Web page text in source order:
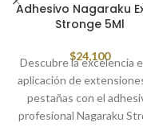
Adhesivo Nagaraku
Stronge 5Ml
$24,100
Descubre la excelencia
aplicación de
pestañas con el
profesional Nagaraku